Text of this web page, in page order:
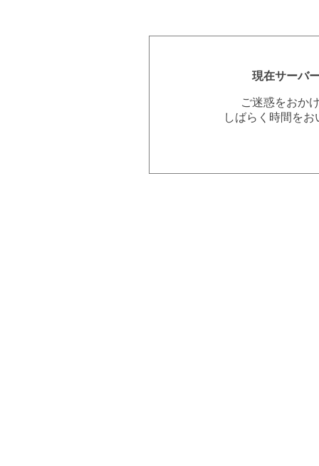
現在サーバ
ご迷惑をおか
しばらく時間を